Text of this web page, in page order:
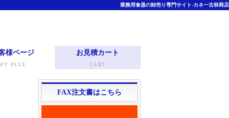
業務用食器の卸売り専門サイト-カネ一古林商店
様ページ
PAGE
お見積カート
CART
FAX注文書はこちら